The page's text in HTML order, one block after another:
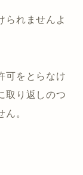
られませんよ
可をとらなけ
取り返しのつ
。